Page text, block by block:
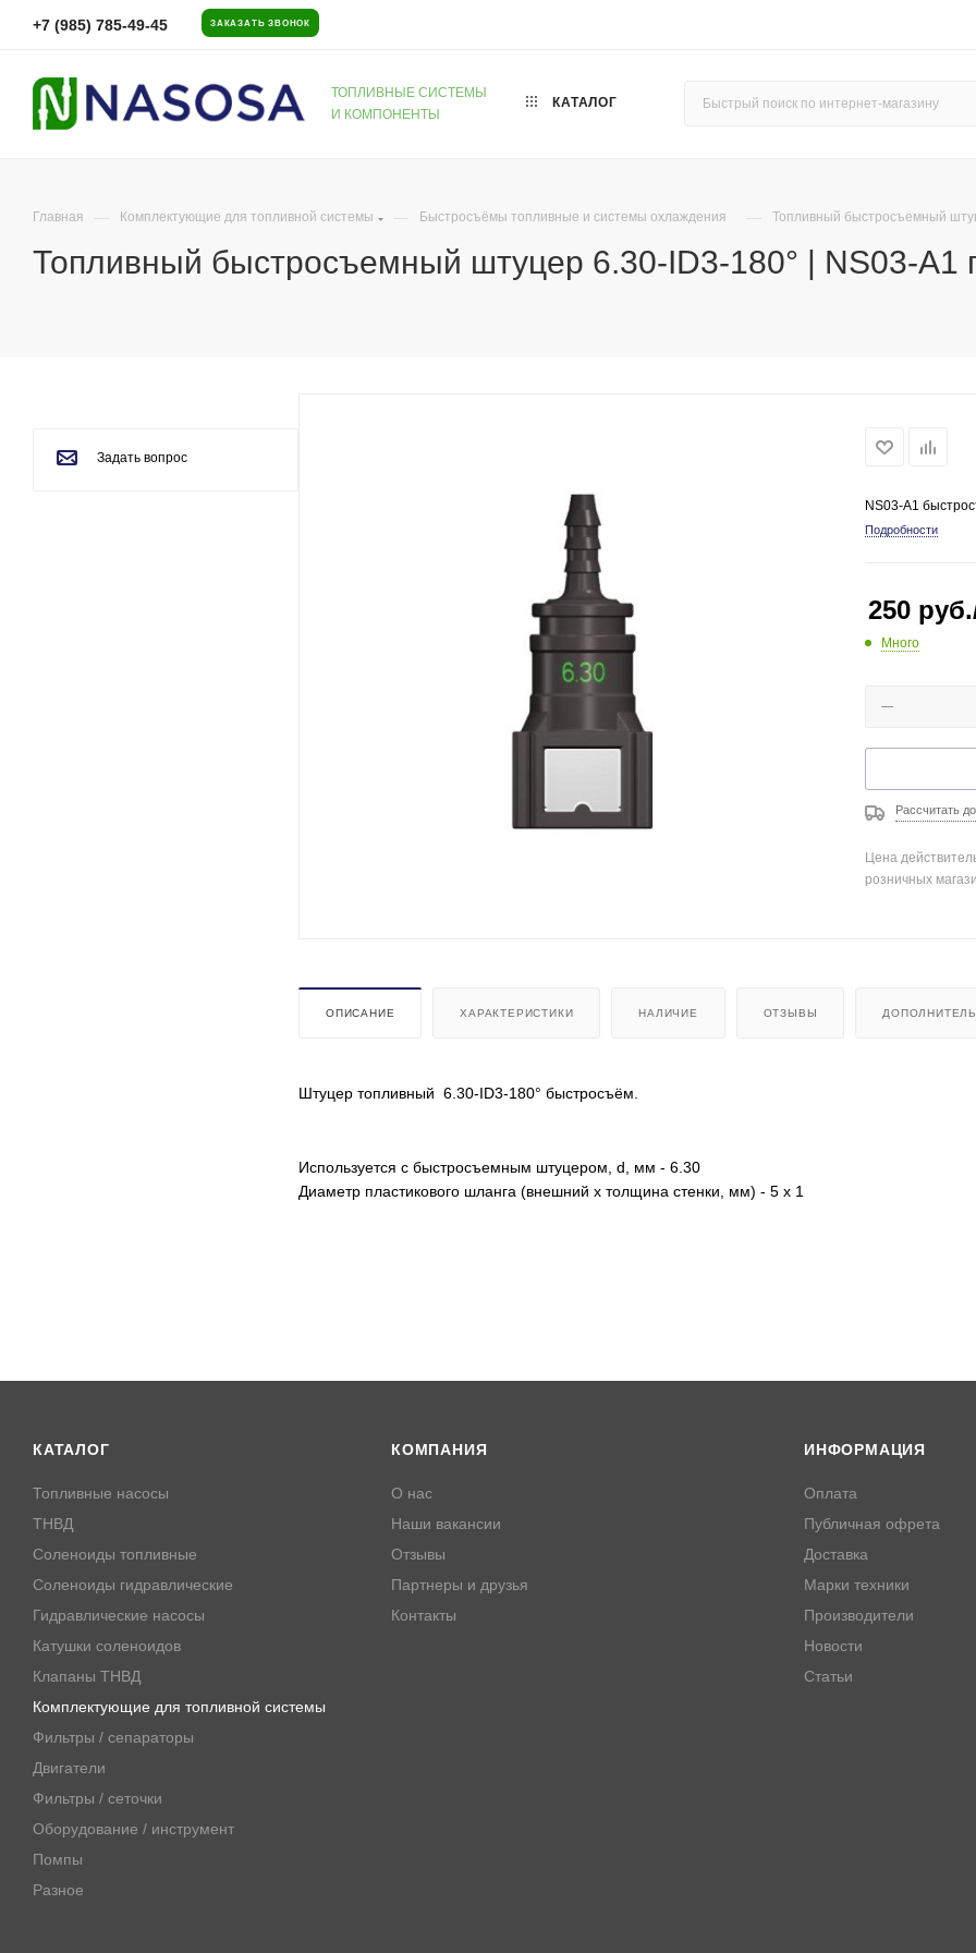
+7 (985) 785-49-45 ЗАКАЗАТЬ ЗВОНОК
ТОПЛИВНЫЕ СИСТЕМЫ
И КОМПОНЕНТЫ
КАТАЛОГ
Главная — Комплектующие для топливной системы — Быстросъёмы топливные и системы охлаждения — Топливный быстросъемный
Топливный быстросъемный штуцер 6.30-ID3-180° | NS03-A1
NS03-A1
Подробности
250 руб.
Много
Рассчитать
Цена
розничных
ОПИСАНИЕ ХАРАКТЕРИСТИКИ НАЛИЧИЕ ОТЗЫВЫ
Штуцер топливный 6.30-ID3-180° быстросъём.
Используется с быстросъемным штуцером, d, мм - 6.30
Диаметр пластикового шланга (внешний х толщина стенки, мм) - 5 х 1
Задать вопрос
КАТАЛОГ
Топливные насосы
ТНВД
Соленоиды топливные
Соленоиды гидравлические
Гидравлические насосы
Катушки соленоидов
Клапаны ТНВД
Комплектующие для топливной системы
Фильтры / сепараторы
Двигатели
Фильтры / сеточки
Оборудование / инструмент
Помпы
Разное
КОМПАНИЯ
О нас
Наши вакансии
Отзывы
Партнеры и друзья
Контакты
ИНФОРМАЦИЯ
Оплата
Публичная офрета
Доставка
Марки техники
Производители
Новости
Статьи